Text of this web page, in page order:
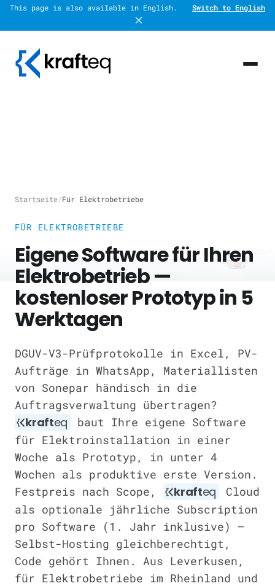
This page is also available in English. Switch to English
Startseite/Für Elektrobetriebe
FÜR ELEKTROBETRIEBE
Eigene Software für Ihren
Elektrobetrieb —
kostenloser Prototyp in 5
Werktagen
DGUV-V3-Prüfprotokolle in Excel, PV-
Aufträge in WhatsApp, Materiallisten
von Sonepar händisch in die
Auftragsverwaltung übertragen?
krafteq
baut Ihre eigene Software
für Elektroinstallation in einer
Woche als Prototyp, in unter 4
Wochen als produktive erste Version.
Festpreis nach Scope,
krafteq
Cloud
als optionale jährliche Subscription
pro Software (1. Jahr inklusive) —
Selbst-Hosting gleichberechtigt,
Code gehört Ihnen. Aus Leverkusen,
für Elektrobetriebe im Rheinland und